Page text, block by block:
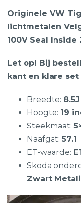
Originele VW
lichtmetalen
100V Seal
Let op! Bij
kant en klare
Breedte: 8.5J
Hoogte: 19
Steekmaat:
Naafgat: 57.1
ET-waarde:
Skoda
Zwart